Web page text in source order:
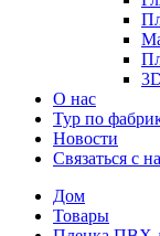
О нас
Тур по
Новости
Связаться с
Дом
Товары